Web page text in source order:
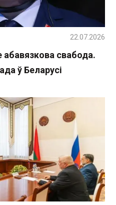
абавязкова свабода.
ў Беларусі
22.07.2026